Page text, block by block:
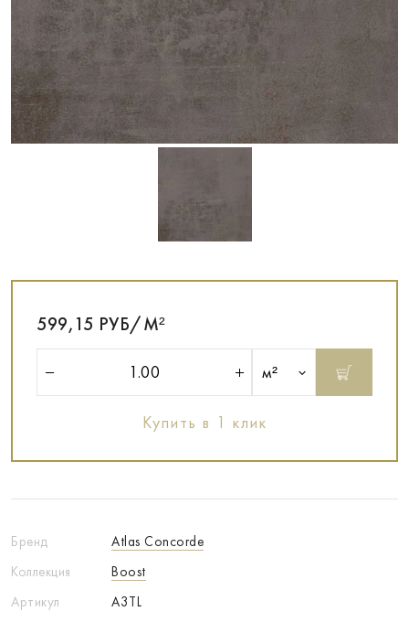
Бренд
Atlas Concorde
Коллекция
Boost
Артикул
A3TL
599,15 РУБ/М²
м²
Купить в 1 клик